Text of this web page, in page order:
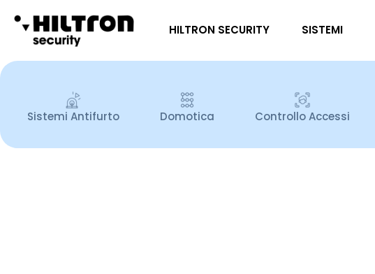
HILTRON SECURITY SISTEMI
Sistemi Antifurto Domotica Controllo Accessi